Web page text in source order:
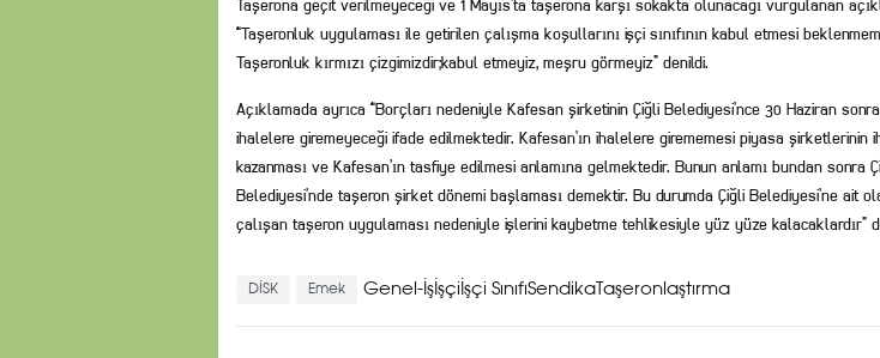
Taşerona geçit verilmeyeceği ve 1 Mayıs’ta taşerona karşı sokakta olunacağı vurgulanan
“Taşeronluk uygulaması ile getirilen çalışma koşullarını işçi sınıfının kabul etmesi
Taşeronluk kırmızı çizgimizdir;kabul etmeyiz, meşru görmeyiz” denildi.
Açıklamada ayrıca “Borçları nedeniyle Kafesan şirketinin Çiğli Belediyesi’nce 30 Haziran
ihalelere giremeyeceği ifade edilmektedir. Kafesan’ın ihalelere girememesi piyasa şirketlerinin
kazanması ve Kafesan’ın tasfiye edilmesi anlamına gelmektedir. Bunun anlamı bundan sonra
Belediyesi’nde taşeron şirket dönemi başlaması demektir. Bu durumda Çiğli Belediyesi’ne ait
çalışan taşeron uygulaması nedeniyle işlerini kaybetme tehlikesiyle yüz yüze kalacaklardır”
DİSK Emek Genel-İşİşçiİşçi SınıfıSendikaTaşeronlaştırma